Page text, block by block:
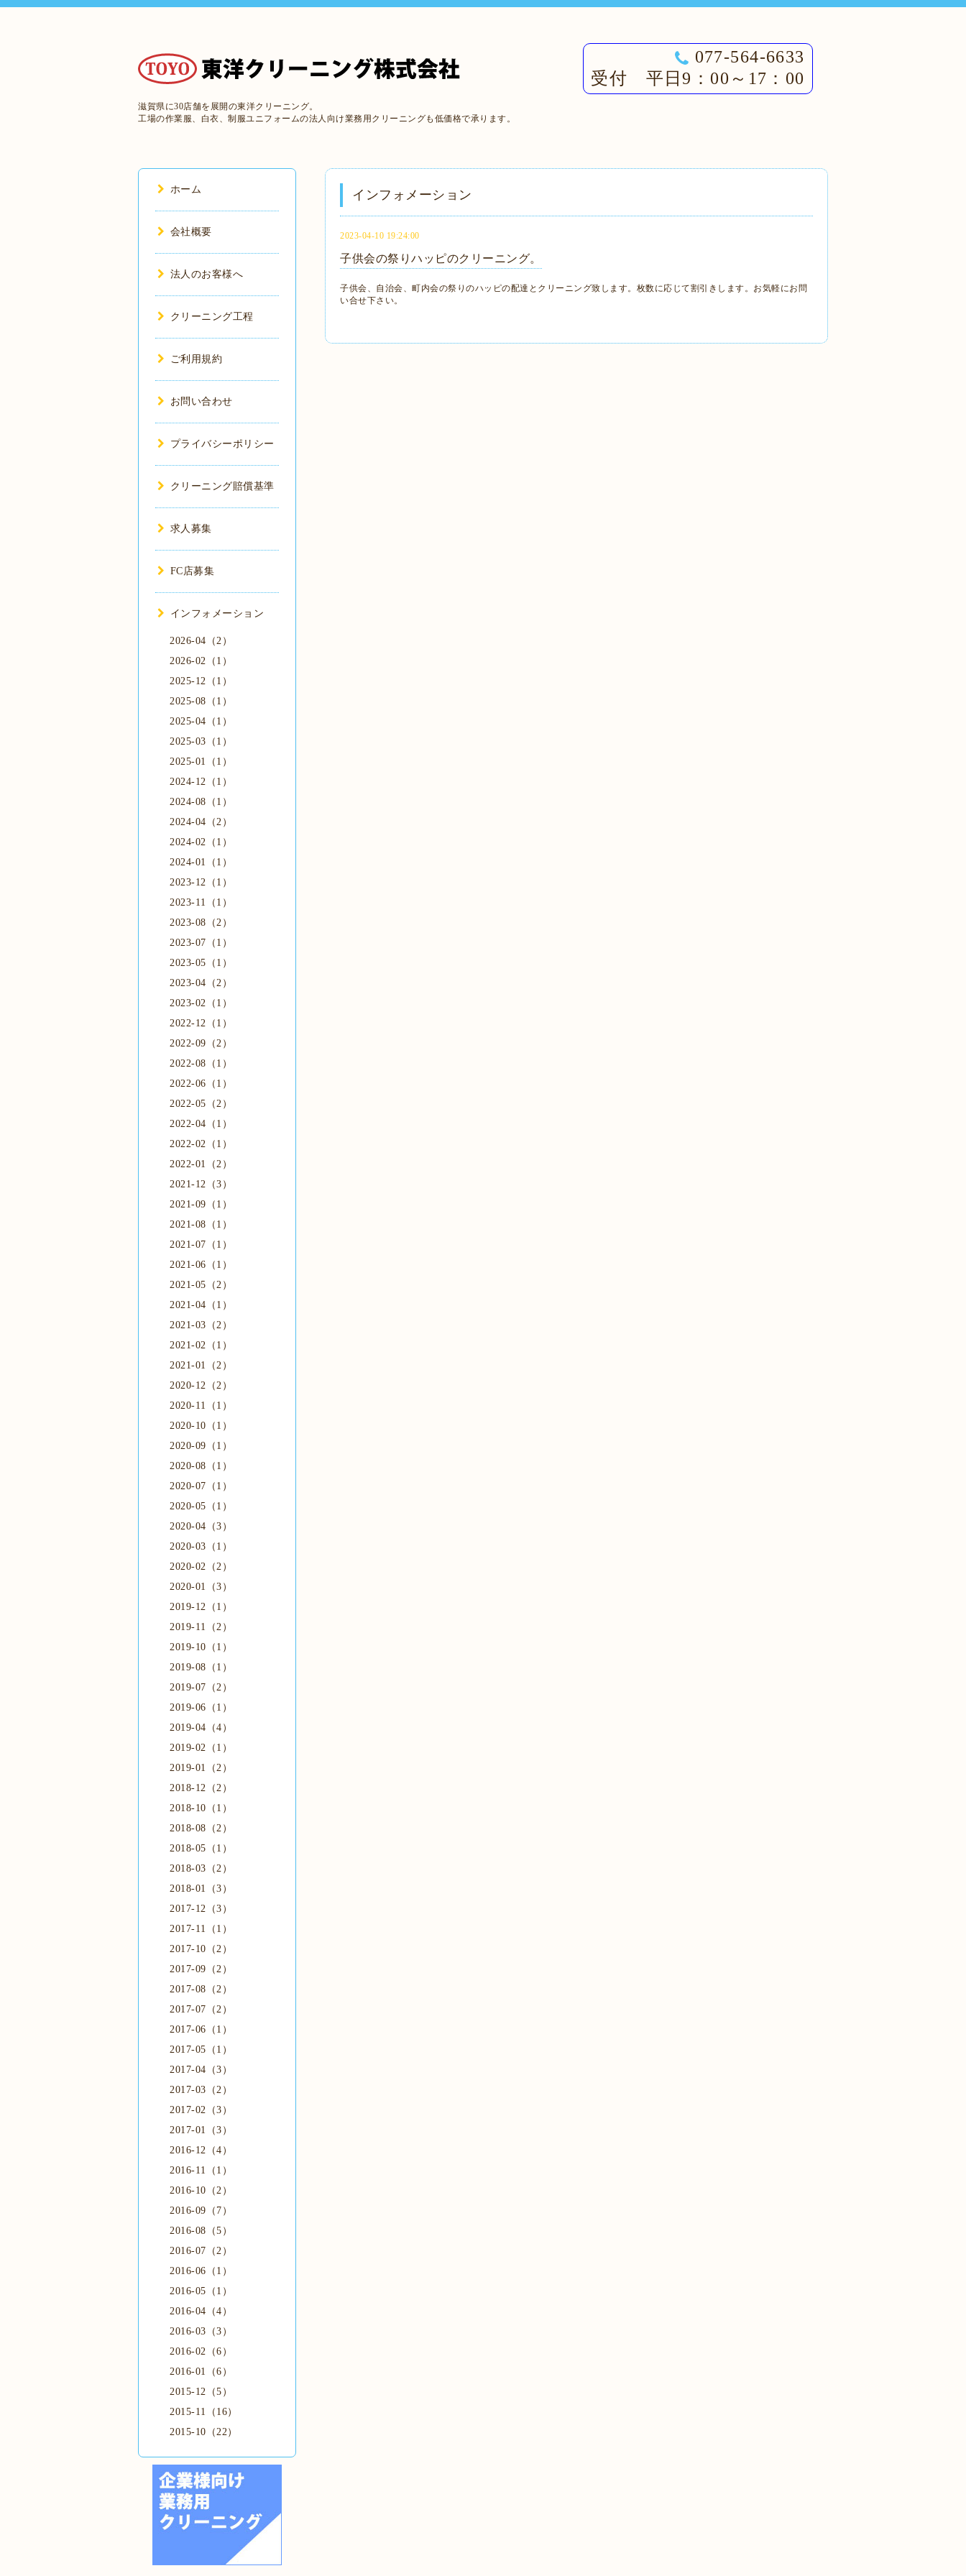
滋賀県に30店舗を展開の東洋クリーニング。
工場の作業服、白衣、制服ユニフォームの法人向け業務用クリーニングも低価格で承ります。
077-564-6633
受付 平日9：00～17：00
インフォメーション
2023-04-10 19:24:00
子供会の祭りハッピのクリーニング。
子供会、自治会、町内会の祭りのハッピの配達とクリーニング致します。枚数に応じて割引きします。お気軽にお問
い合せ下さい。
ホーム
会社概要
法人のお客様へ
クリーニング工程
ご利用規約
お問い合わせ
プライバシーポリシー
クリーニング賠償基準
求人募集
FC店募集
インフォメーション
2026-04（2）
2026-02（1）
2025-12（1）
2025-08（1）
2025-04（1）
2025-03（1）
2025-01（1）
2024-12（1）
2024-08（1）
2024-04（2）
2024-02（1）
2024-01（1）
2023-12（1）
2023-11（1）
2023-08（2）
2023-07（1）
2023-05（1）
2023-04（2）
2023-02（1）
2022-12（1）
2022-09（2）
2022-08（1）
2022-06（1）
2022-05（2）
2022-04（1）
2022-02（1）
2022-01（2）
2021-12（3）
2021-09（1）
2021-08（1）
2021-07（1）
2021-06（1）
2021-05（2）
2021-04（1）
2021-03（2）
2021-02（1）
2021-01（2）
2020-12（2）
2020-11（1）
2020-10（1）
2020-09（1）
2020-08（1）
2020-07（1）
2020-05（1）
2020-04（3）
2020-03（1）
2020-02（2）
2020-01（3）
2019-12（1）
2019-11（2）
2019-10（1）
2019-08（1）
2019-07（2）
2019-06（1）
2019-04（4）
2019-02（1）
2019-01（2）
2018-12（2）
2018-10（1）
2018-08（2）
2018-05（1）
2018-03（2）
2018-01（3）
2017-12（3）
2017-11（1）
2017-10（2）
2017-09（2）
2017-08（2）
2017-07（2）
2017-06（1）
2017-05（1）
2017-04（3）
2017-03（2）
2017-02（3）
2017-01（3）
2016-12（4）
2016-11（1）
2016-10（2）
2016-09（7）
2016-08（5）
2016-07（2）
2016-06（1）
2016-05（1）
2016-04（4）
2016-03（3）
2016-02（6）
2016-01（6）
2015-12（5）
2015-11（16）
2015-10（22）